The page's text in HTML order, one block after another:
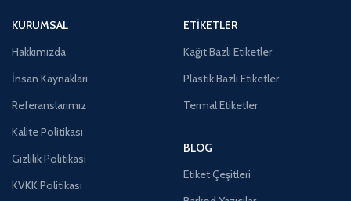
KURUMSAL
Hakkımızda
İnsan Kaynakları
Referanslarımız
Kalite Politikası
Gizlilik Politikası
KVKK Politikası
ETIKETLER
Kağıt Bazlı Etiketler
Plastik Bazlı Etiketler
Termal Etiketler
BLOG
Etiket Çeşitleri